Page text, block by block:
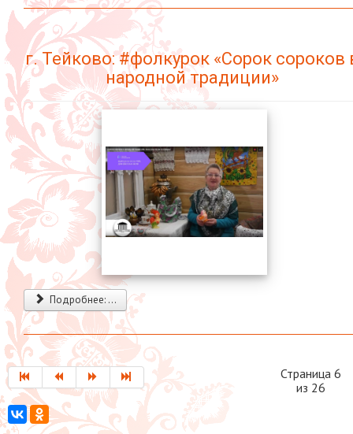
г. Тейково: #фолкурок «Сорок сороков
народной традиции»
Подробнее: ...
Страница 6
из 26